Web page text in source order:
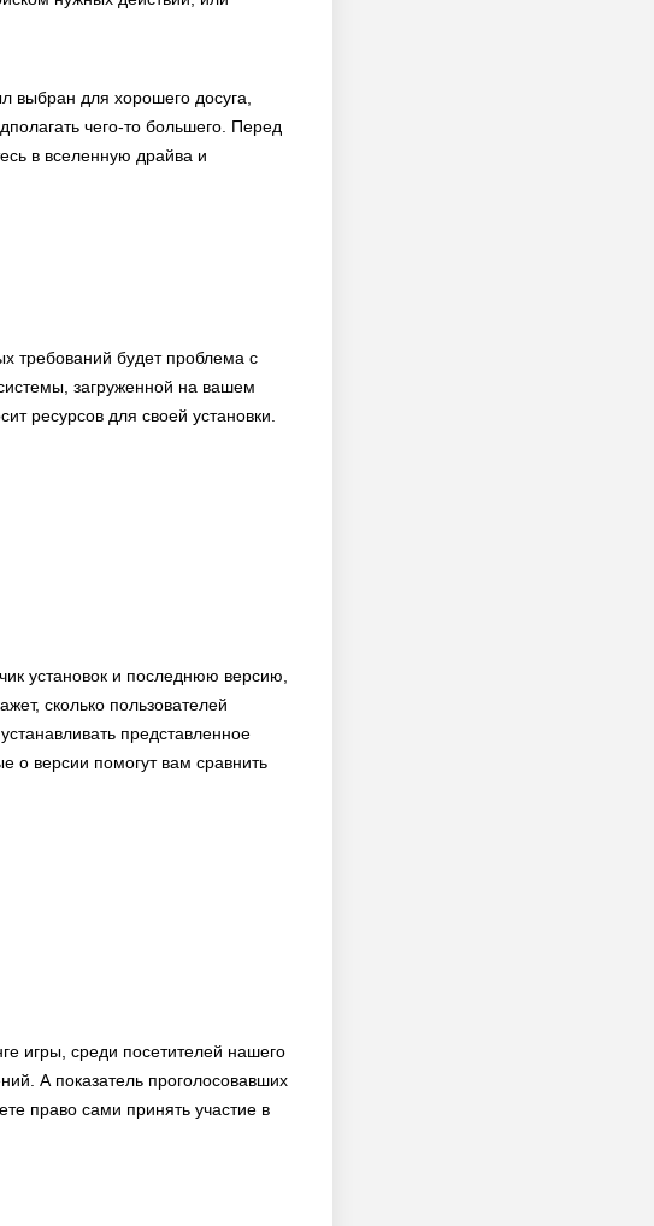
выбран для хорошего досуга,
чего-то большего. Перед
в вселенную драйва и
требований будет проблема с
загруженной на вашем
ресурсов для своей установки.
установок и последнюю версию,
сколько пользователей
представленное
о версии помогут вам сравнить
игры, среди посетителей нашего
А показатель проголосовавших
право сами принять участие в